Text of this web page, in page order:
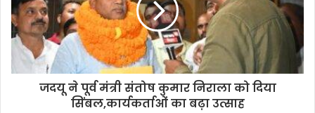
जदयू ने पूर्व मंत्री संतोष कुमार निराला को दिया
सिंबल,कार्यकर्ताओं का बढ़ा उत्साह